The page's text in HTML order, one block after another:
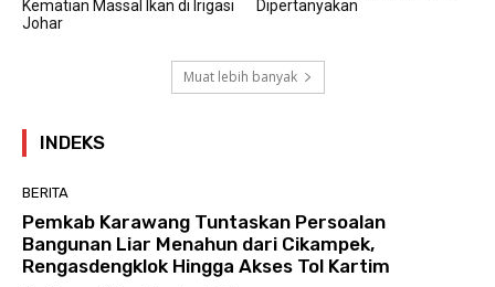
Kematian Massal Ikan di Irigasi
Johar
Dipertanyakan
Muat lebih banyak
INDEKS
BERITA
Pemkab Karawang Tuntaskan Persoalan
Bangunan Liar Menahun dari Cikampek,
Rengasdengklok Hingga Akses Tol Kartim